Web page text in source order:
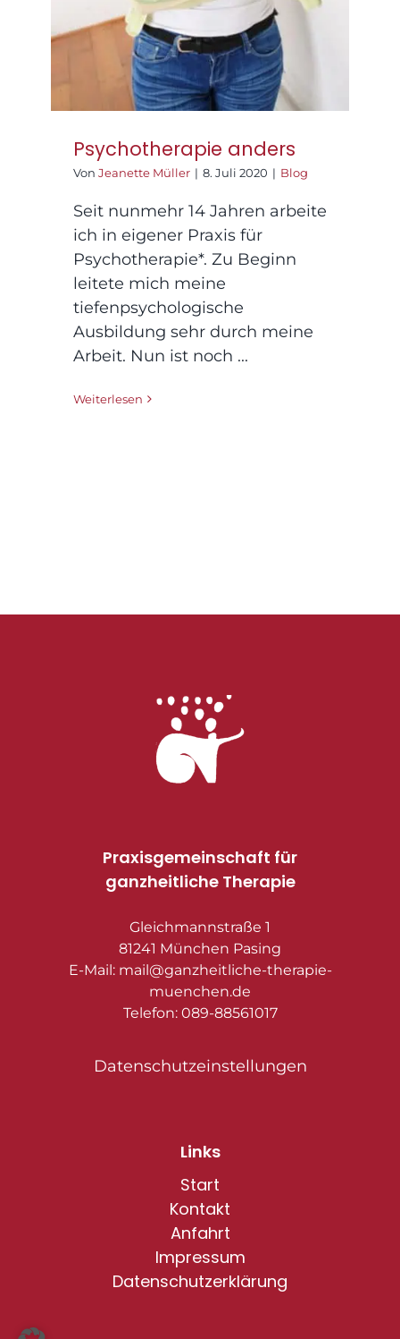
Psychotherapie anders
Von Jeanette Müller | 8. Juli 2020 | Blog
Seit nunmehr 14 Jahren arbeite
ich in eigener Praxis für
Psychotherapie*. Zu Beginn
leitete mich meine
tiefenpsychologische
Ausbildung sehr durch meine
Arbeit. Nun ist noch ...
Weiterlesen
Praxisgemeinschaft für
ganzheitliche Therapie
Gleichmannstraße 1
81241 München Pasing
E-Mail: mail@ganzheitliche-therapie-
muenchen.de
Telefon: 089-88561017
Datenschutzeinstellungen
Links
Start
Kontakt
Anfahrt
Impressum
Datenschutzerklärung